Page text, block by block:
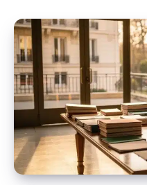
:
pourquoi
je
lui
préfère
ces
3
alternatives
en
2026